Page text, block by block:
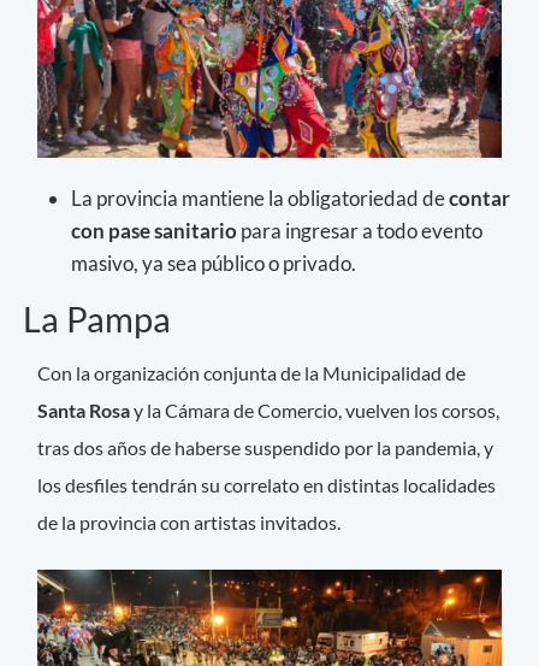
La provincia mantiene la obligatoriedad decontar
con pase sanitariopara ingresar a todo evento
masivo, ya sea público o privado.
La Pampa
Con la organización conjunta de la Municipalidad de
Santa Rosay la Cámara de Comercio, vuelven los corsos,
tras dos años de haberse suspendido por la pandemia, y
los desfiles tendrán su correlato en distintas localidades
de la provincia con artistas invitados.